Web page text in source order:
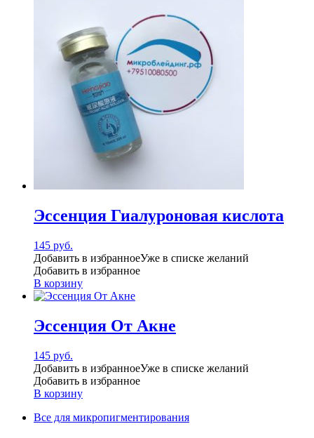
Эссенция Гиалуроновая кислота
145 руб.
Добавить в избранноеУже в списке желаний
Добавить в избранное
В корзину
Эссенция От Акне
145 руб.
Добавить в избранноеУже в списке желаний
Добавить в избранное
В корзину
Все для микропигментирования